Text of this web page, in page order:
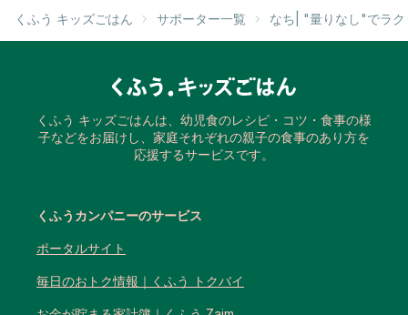
くふう キッズごはん サポーター一覧 なち| "量りなし"でラク
くふう キッズごはんは、幼児食のレシピ・コツ・食事の様
子などをお届けし、家庭それぞれの親子の食事のあり方を
応援するサービスです。
くふうカンパニーのサービス
ポータルサイト
毎日のおトク情報｜くふう トクバイ